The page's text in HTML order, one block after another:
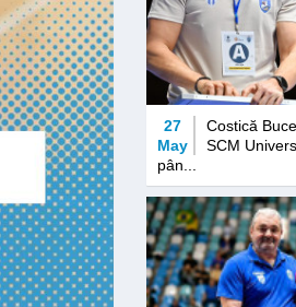
27
May
Costică
SCM
pân...